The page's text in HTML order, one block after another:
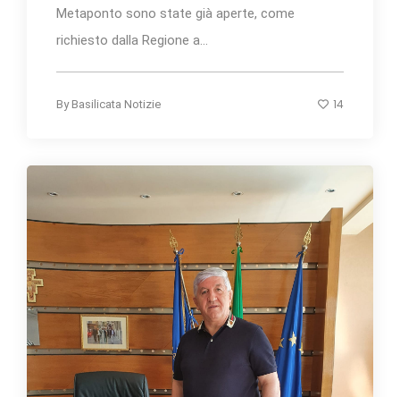
Metaponto sono state già aperte, come
richiesto dalla Regione a...
By Basilicata Notizie 14